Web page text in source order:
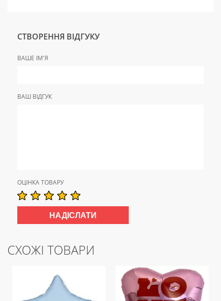
СТВОРЕННЯ ВІДГУКУ
ВАШЕ ІМ'Я
ВАШ ВІДГУК
ОЦІНКА ТОВАРУ
СХОЖІ ТОВАРИ